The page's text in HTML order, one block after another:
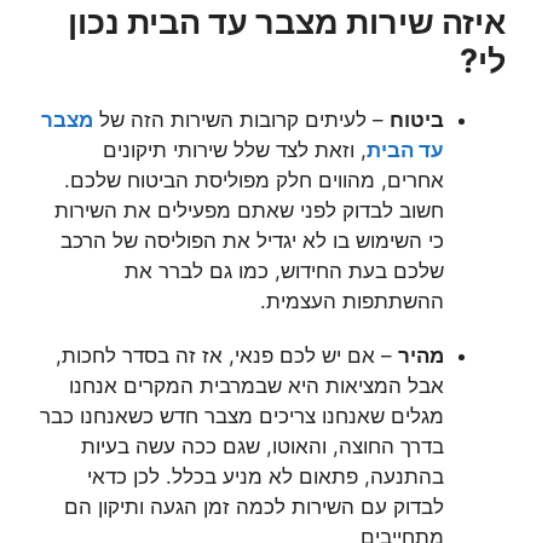
איזה שירות מצבר עד הבית נכון
לי?
ביטוח – לעיתים קרובות השירות הזה של מצבר
עד הבית, וזאת לצד שלל שירותי תיקונים
אחרים, מהווים חלק מפוליסת הביטוח שלכם.
חשוב לבדוק לפני שאתם מפעילים את השירות
כי השימוש בו לא יגדיל את הפוליסה של הרכב
שלכם בעת החידוש, כמו גם לברר את
ההשתתפות העצמית.
מהיר – אם יש לכם פנאי, אז זה בסדר לחכות,
אבל המציאות היא שבמרבית המקרים אנחנו
מגלים שאנחנו צריכים מצבר חדש כשאנחנו כבר
בדרך החוצה, והאוטו, שגם ככה עשה בעיות
בהתנעה, פתאום לא מניע בכלל. לכן כדאי
לבדוק עם השירות לכמה זמן הגעה ותיקון הם
מתחייבים